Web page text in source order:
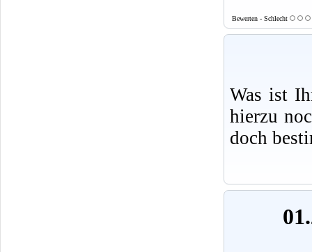
Bewerten - Schlecht
Was ist
hierzu
doch